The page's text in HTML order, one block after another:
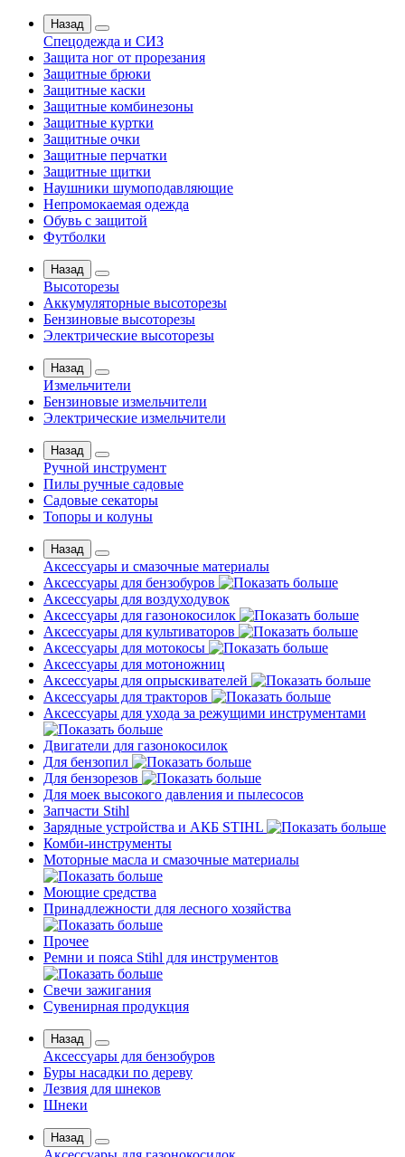
Назад
Спецодежда и СИЗ
Защита ног от прорезания
Защитные брюки
Защитные каски
Защитные комбинезоны
Защитные куртки
Защитные очки
Защитные перчатки
Защитные щитки
Наушники шумоподавляющие
Непромокаемая одежда
Обувь с защитой
Футболки
Назад
Высоторезы
Аккумуляторные высоторезы
Бензиновые высоторезы
Электрические высоторезы
Назад
Измельчители
Бензиновые измельчители
Электрические измельчители
Назад
Ручной инструмент
Пилы ручные садовые
Садовые секаторы
Топоры и колуны
Назад
Аксессуары и смазочные материалы
Аксессуары для бензобуров
Аксессуары для воздуходувок
Аксессуары для газонокосилок
Аксессуары для культиваторов
Аксессуары для мотокосы
Аксессуары для мотоножниц
Аксессуары для опрыскивателей
Аксессуары для тракторов
Аксессуары для ухода за режущими инструментами
Двигатели для газонокосилок
Для бензопил
Для бензорезов
Для моек высокого давления и пылесосов
Запчасти Stihl
Зарядные устройства и АКБ STIHL
Комби-инструменты
Моторные масла и смазочные материалы
Моющие средства
Принадлежности для лесного хозяйства
Прочее
Ремни и пояса Stihl для инструментов
Свечи зажигания
Сувенирная продукция
Назад
Аксессуары для бензобуров
Буры насадки по дереву
Лезвия для шнеков
Шнеки
Назад